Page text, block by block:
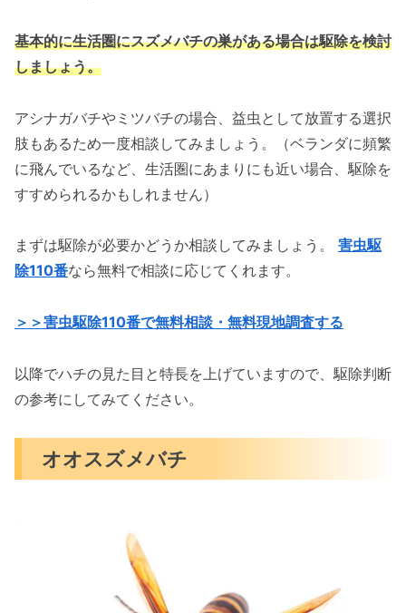
基本的に生活圏にスズメバチの巣がある場合は駆除を検討
しましょう。
アシナガバチやミツバチの場合、益虫として放置する選択
肢もあるため一度相談してみましょう。（ベランダに頻繁
に飛んでいるなど、生活圏にあまりにも近い場合、駆除を
すすめられるかもしれません）
まずは駆除が必要かどうか相談してみましょう。 害虫駆
除110番なら無料で相談に応じてくれます。
＞＞害虫駆除110番で無料相談・無料現地調査する
以降でハチの見た目と特長を上げていますので、駆除判断
の参考にしてみてください。
オオスズメバチ